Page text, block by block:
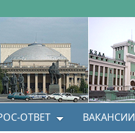
ОТВЕТ ВАКАНСИИ